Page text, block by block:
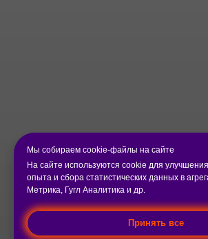
Мы собираем cookie-файлы на сайте
На сайте используются cookie для
опыта и сбора статистических данных в
Метрика, Гугл Аналитика и др.
Принять все